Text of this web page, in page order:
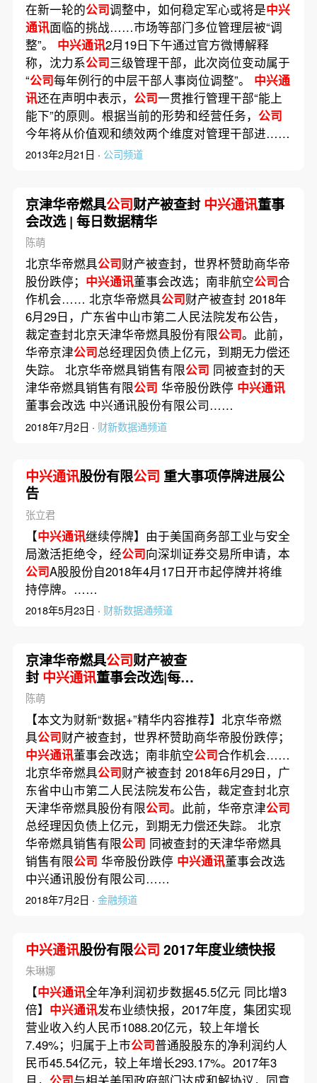
在新一轮的公司调整中，如何稳定军心或将是中兴
通讯面临的挑战……市场等部门多位管理层被“调
整”。 中兴通讯2月19日下午通过官方微博解释
称，沈力系公司三级管理干部，此次岗位变动属于
“公司每年例行的中层干部人事岗位调整”。 中兴通
讯还在声明中表示， 公司一贯推行管理干部“能上
能下”的原则。根据当前的形势和经营任务， 公司
今年将从价值观和绩效两个维度对管理干部进……
2013年2月21日 · 公司频道
京津华帝燃具公司财产被查封 中兴通讯董事
会改选 | 每日数据精华
陈萌
北京华帝燃具公司财产被查封，世界杯赞助商华帝
股份跌停； 中兴通讯董事会改选；南非航空公司合
作机会…… 北京华帝燃具公司财产被查封 2018年
6月29日，广东省中山市第二人民法院发布公告，
裁定查封北京天津华帝燃具股份有限公司。此前，
华帝京津公司总经理因负债上亿元，到期无力偿还
失踪。 北京华帝燃具销售有限公司 同被查封的天
津华帝燃具销售有限公司 华帝股份跌停 中兴通讯
董事会改选 中兴通讯股份有限公司……
2018年7月2日 · 财新数据通频道
中兴通讯股份有限公司 重大事项停牌进展公
告
张立君
【中兴通讯继续停牌】由于美国商务部工业与安全
局激活拒绝令，经公司向深圳证券交易所申请，本
公司A股股份自2018年4月17日开市起停牌并将维
持停牌。……
2018年5月23日 · 财新数据通频道
京津华帝燃具公司财产被查
封 中兴通讯董事会改选|每日
数据精华
陈萌
【本文为财新“数据+”精华内容推荐】北京华帝燃
具公司财产被查封，世界杯赞助商华帝股份跌停；
中兴通讯董事会改选；南非航空公司合作机会……
北京华帝燃具公司财产被查封 2018年6月29日，广
东省中山市第二人民法院发布公告，裁定查封北京
天津华帝燃具股份有限公司。此前，华帝京津公司
总经理因负债上亿元，到期无力偿还失踪。 北京
华帝燃具销售有限公司 同被查封的天津华帝燃具
销售有限公司 华帝股份跌停 中兴通讯董事会改选
中兴通讯股份有限公司……
2018年7月2日 · 金融频道
中兴通讯股份有限公司 2017年度业绩快报
朱琳娜
【中兴通讯全年净利润初步数据45.5亿元 同比增3
倍】 中兴通讯发布业绩快报，2017年度，集团实现
营业收入约人民币1088.20亿元，较上年增长
7.49%；归属于上市公司普通股股东的净利润约人
民币45.54亿元，较上年增长293.17%。2017年3